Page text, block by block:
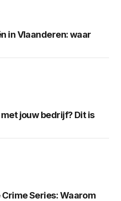
in Vlaanderen: waar
jouw bedrijf? Dit is
Series: Waarom